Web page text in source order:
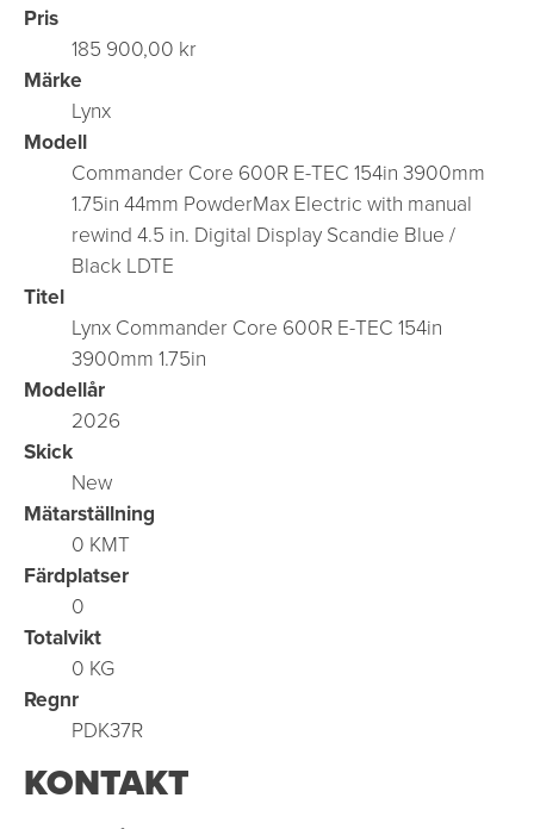
Pris
185 900,00 kr
Märke
Lynx
Modell
Commander Core 600R E-TEC 154in 3900mm
1.75in 44mm PowderMax Electric with manual
rewind 4.5 in. Digital Display Scandie Blue /
Black LDTE
Titel
Lynx Commander Core 600R E-TEC 154in
3900mm 1.75in
Modellår
2026
Skick
New
Mätarställning
0 KMT
Färdplatser
0
Totalvikt
0 KG
Regnr
PDK37R
KONTAKT